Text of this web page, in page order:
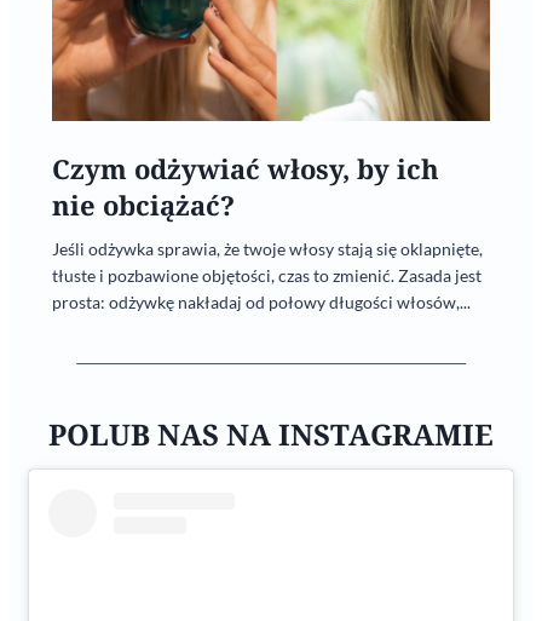
Czym odżywiać włosy, by ich
nie obciążać?
Jeśli odżywka sprawia, że twoje włosy stają się oklapnięte,
tłuste i pozbawione objętości, czas to zmienić. Zasada jest
prosta: odżywkę nakładaj od połowy długości włosów,...
POLUB NAS NA INSTAGRAMIE